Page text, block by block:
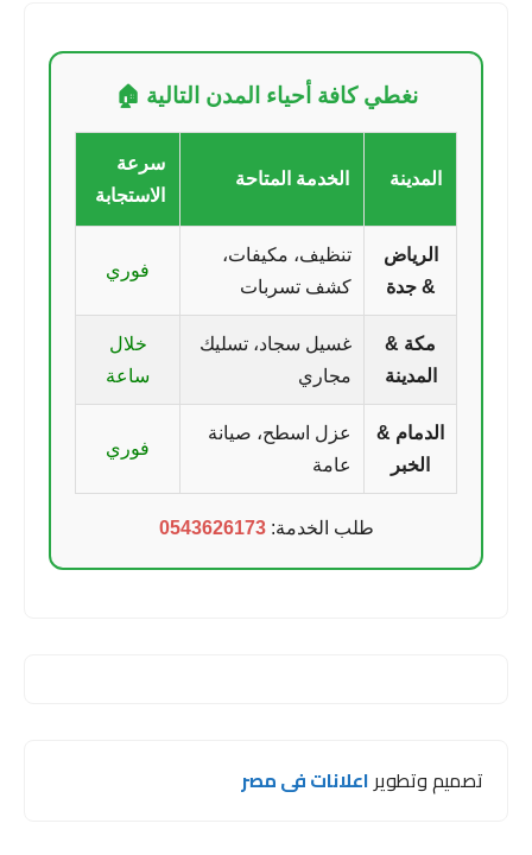
نغطي كافة أحياء المدن التالية 🏠
المدينة الخدمة المتاحة
سرعة
الاستجابة
الرياض
& جدة
تنظيف، مكيفات،
كشف تسربات
فوري
مكة &
المدينة
غسيل سجاد، تسليك
مجاري
خلال
ساعة
الدمام &
الخبر
عزل اسطح، صيانة
عامة
فوري
طلب الخدمة:0543626173
تصميم وتطويراعلانات فى مصر